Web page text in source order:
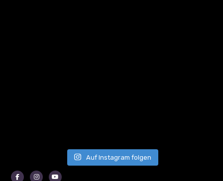
Auf Instagram folgen
FacebookInstagram